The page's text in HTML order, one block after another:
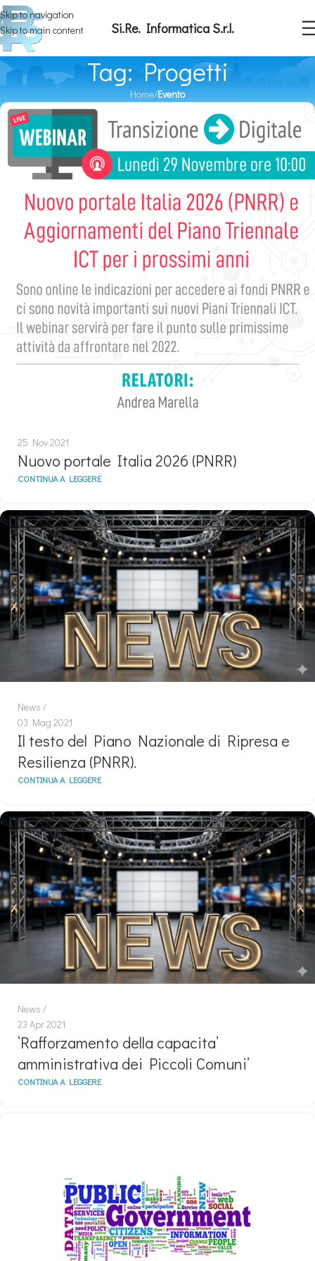
Skip to navigation
Skip to main content
Si.Re. Informatica S.r.l.
Tag: Progetti
Home/Evento
25 Nov 2021
Nuovo portale Italia 2026 (PNRR)
CONTINUA A LEGGERE
News
03 Mag 2021
Il testo del Piano Nazionale di Ripresa e
Resilienza (PNRR).
CONTINUA A LEGGERE
News
23 Apr 2021
‘Rafforzamento della capacita’
amministrativa dei Piccoli Comuni’
CONTINUA A LEGGERE